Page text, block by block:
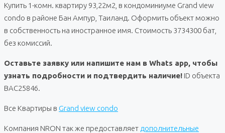
Купить 1-комн. квартиру 93,22м2, в кондоминиуме Grand view
condo в районе Бан Ампур, Таиланд. Оформить объект можно
в собственность на иностранное имя. Стоимость 3734300 бат,
без комиссий.
Оставьте заявку или напишите нам в Whats app, чтобы
узнать подробности и подтвердить наличие! ID объекта
BAC25846.
Все Квартиры в Grand view condo
Компания NRON так же предоставляет дополнительные